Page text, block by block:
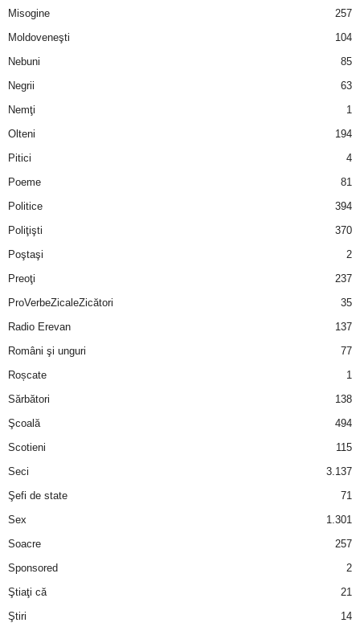
Misogine
257
Moldoveneşti
104
Nebuni
85
Negrii
63
Nemţi
1
Olteni
194
Pitici
4
Poeme
81
Politice
394
Poliţişti
370
Poştaşi
2
Preoţi
237
ProVerbeZicaleZicători
35
Radio Erevan
137
Români şi unguri
77
Roșcate
1
Sărbători
138
Şcoală
494
Scotieni
115
Seci
3.137
Şefi de state
71
Sex
1.301
Soacre
257
Sponsored
2
Ştiaţi că
21
Ştiri
14